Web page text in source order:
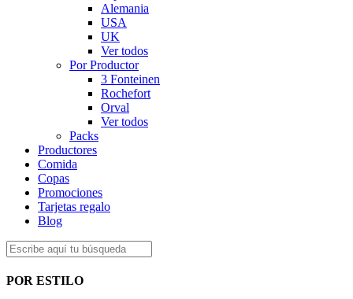
Alemania
USA
UK
Ver todos
Por Productor
3 Fonteinen
Rochefort
Orval
Ver todos
Packs
Productores
Comida
Copas
Promociones
Tarjetas regalo
Blog
POR ESTILO